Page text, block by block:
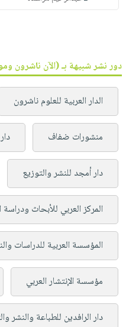
دور نشر شبيهة بـ (الآن ناشرون
الدار العربية للعلوم ناشرون
منشورات ضفاف
دار أمجد للنشر والتوزيع
المركز العربي للأبحاث
المؤسسة العربية للدراسات
مؤسسة الإنتشار العربي
دار الرافدين للطباعة والنشر